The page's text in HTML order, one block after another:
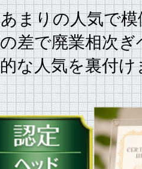
まりの人気で
差で廃業相次
な人気を裏付け